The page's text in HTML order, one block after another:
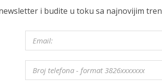
i budite u toku sa najnovijim